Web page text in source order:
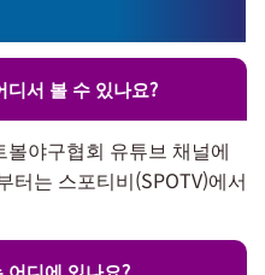
디서 볼 수 있나요?
야구협회 유튜브 채널에
터는 스포티비(SPOTV)에서